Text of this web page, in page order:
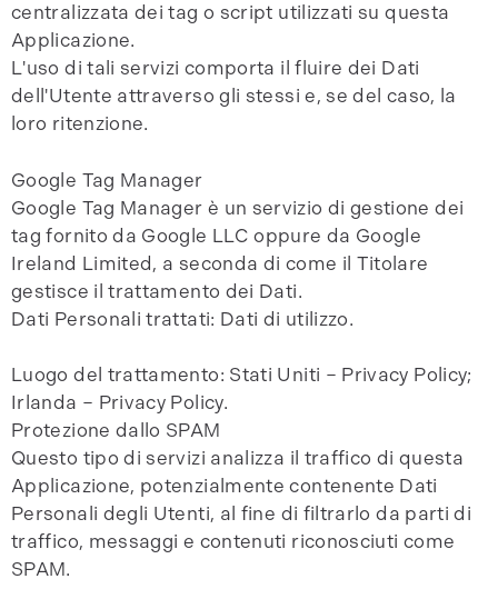
centralizzata dei tag o script utilizzati su questa
Applicazione.
L'uso di tali servizi comporta il fluire dei Dati
dell'Utente attraverso gli stessi e, se del caso, la
loro ritenzione.
Google Tag Manager
Google Tag Manager è un servizio di gestione dei
tag fornito da Google LLC oppure da Google
Ireland Limited, a seconda di come il Titolare
gestisce il trattamento dei Dati.
Dati Personali trattati: Dati di utilizzo.
Luogo del trattamento: Stati Uniti – Privacy Policy;
Irlanda – Privacy Policy.
Protezione dallo SPAM
Questo tipo di servizi analizza il traffico di questa
Applicazione, potenzialmente contenente Dati
Personali degli Utenti, al fine di filtrarlo da parti di
traffico, messaggi e contenuti riconosciuti come
SPAM.